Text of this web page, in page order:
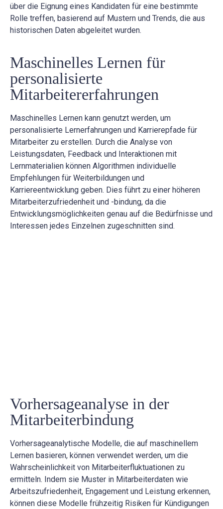
über die Eignung eines Kandidaten für eine bestimmte
Rolle treffen, basierend auf Mustern und Trends, die aus
historischen Daten abgeleitet wurden.
Maschinelles Lernen für
personalisierte
Mitarbeitererfahrungen
Maschinelles Lernen kann genutzt werden, um
personalisierte Lernerfahrungen und Karrierepfade für
Mitarbeiter zu erstellen. Durch die Analyse von
Leistungsdaten, Feedback und Interaktionen mit
Lernmaterialien können Algorithmen individuelle
Empfehlungen für Weiterbildungen und
Karriereentwicklung geben. Dies führt zu einer höheren
Mitarbeiterzufriedenheit und -bindung, da die
Entwicklungsmöglichkeiten genau auf die Bedürfnisse und
Interessen jedes Einzelnen zugeschnitten sind.
Vorhersageanalyse in der
Mitarbeiterbindung
Vorhersageanalytische Modelle, die auf maschinellem
Lernen basieren, können verwendet werden, um die
Wahrscheinlichkeit von Mitarbeiterfluktuationen zu
ermitteln. Indem sie Muster in Mitarbeiterdaten wie
Arbeitszufriedenheit, Engagement und Leistung erkennen,
können diese Modelle frühzeitig Risiken für Kündigungen